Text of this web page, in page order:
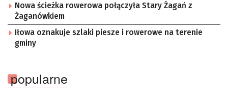
Nowa ścieżka rowerowa połączyła Stary Żagań z
Żaganówkiem
Iłowa oznakuje szlaki piesze i rowerowe na terenie
gminy
popularne